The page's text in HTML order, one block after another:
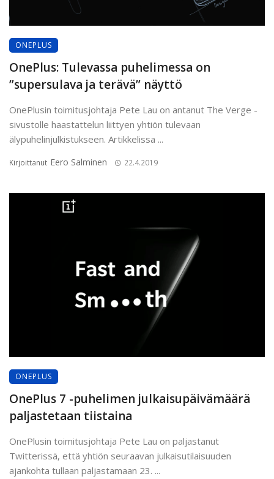
ONEPLUS
OnePlus: Tulevassa puhelimessa on
”supersulava ja terävä” näyttö
OnePlusin toimitusjohtaja Pete Lau on antanut The Verge -
sivustolle haastattelun liittyen yhtiön tulevaan
älypuhelinjulkistukseen. Artikkelissa ...
Kirjoittanut Eero Salminen 22.4.2019
ONEPLUS
OnePlus 7 -puhelimen julkaisupäivämäärä
paljastetaan tiistaina
OnePlusin toimitusjohtaja Pete Lau on paljastanut
Twitterissä, että yhtiön seuraavan julkaisutilaisuuden
ajankohta tullaan paljastamaan 23. ...